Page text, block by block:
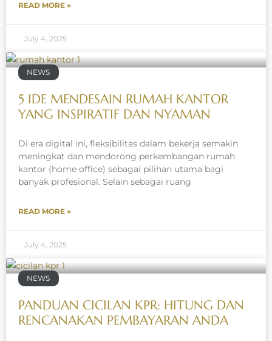
READ MORE »
July 4, 2025
NEWS
5 IDE MENDESAIN RUMAH KANTOR
YANG INSPIRATIF DAN NYAMAN
Di era digital ini, fleksibilitas dalam bekerja semakin
meningkat dan mendorong perkembangan rumah
kantor (home office) sebagai pilihan utama bagi
banyak profesional. Selain sebagai ruang
READ MORE »
July 4, 2025
NEWS
PANDUAN CICILAN KPR: HITUNG DAN
RENCANAKAN PEMBAYARAN ANDA